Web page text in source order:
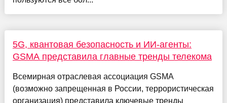
5G, квантовая безопасность и ИИ-агенты:
GSMA представила главные тренды телекома
Всемирная отраслевая ассоциация GSMA
(возможно запрещенная в России, террористическая
организация) представила ключевые тренды